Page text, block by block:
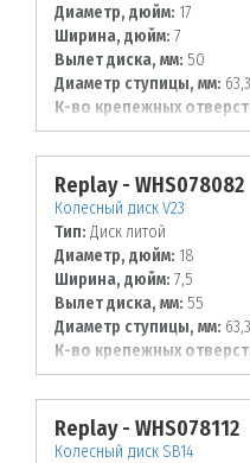
Диаметр, дюйм: 17
Ширина, дюйм: 7
Вылет диска, мм: 50
Диаметр ступицы, мм: 63,3
К-во крепежных
Диаметр располож.
108
Replay - WHS078082
Колесный диск V23
Тип: Диск литой
Диаметр, дюйм: 18
Ширина, дюйм: 7,5
Вылет диска, мм: 55
Диаметр ступицы, мм: 63,3
К-во крепежных
Диаметр располож.
108
Replay - WHS078112
Колесный диск SB14